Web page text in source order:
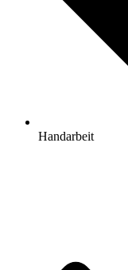
Handarbeit